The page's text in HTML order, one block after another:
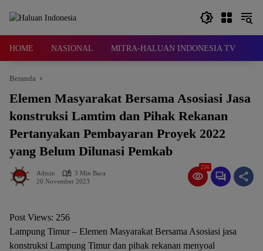
HOME NASIONAL MITRA-HALUAN INDONESIA TV
Beranda
Elemen Masyarakat Bersama Asosiasi Jasa
konstruksi Lamtim dan Pihak Rekanan
Pertanyakan Pembayaran Proyek 2022
yang Belum Dilunasi Pemkab
Admin
3 Min Baca
20 November 2023
256
Post Views: 256
Lampung Timur – Elemen Masyarakat Bersama Asosiasi jasa
konstruksi Lampung Timur dan pihak rekanan menyoal